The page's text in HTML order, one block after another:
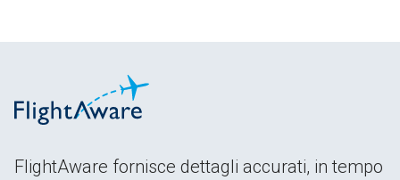
FlightAware fornisce dettagli accurati, in tempo